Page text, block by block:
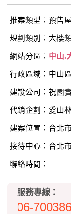
推案類型：預售屋
規劃類別：大樓類
網站分區： 中山.
行政區域：中山區
建設公司： 祝園
代銷企劃：愛山
建案位置：台北
接待中心：台北
聯絡時間：
服務專線：
06-